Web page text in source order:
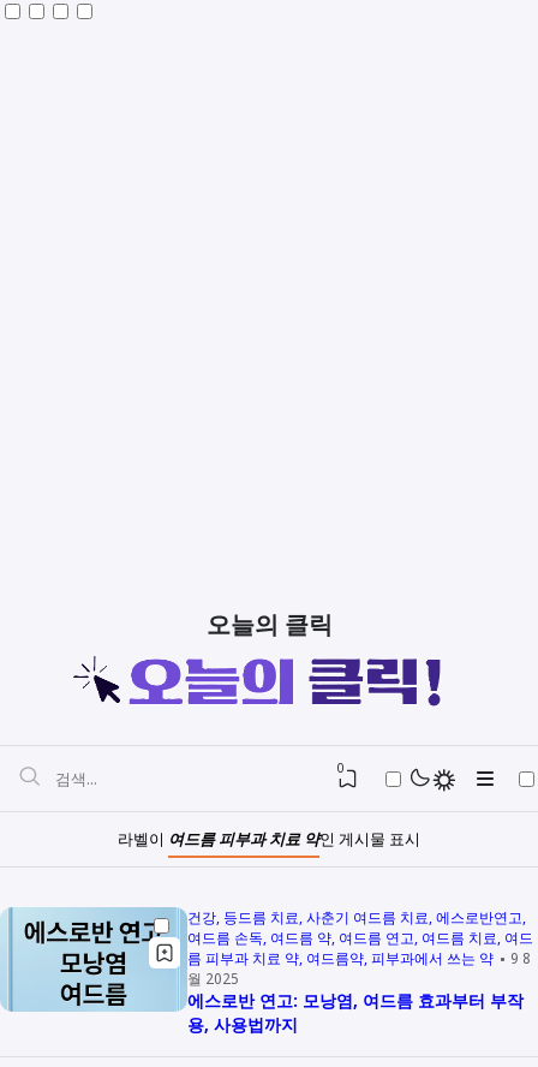
오늘의 클릭
0
라벨이 여드름 피부과 치료 약인 게시물 표시
건강 등드름 치료 사춘기 여드름 치료 에스로반연고
여드름 손독 여드름 약 여드름 연고 여드름 치료 여드
름 피부과 치료 약 여드름약 피부과에서 쓰는 약
9 8
월 2025
에스로반 연고: 모낭염, 여드름 효과부터 부작
용, 사용법까지